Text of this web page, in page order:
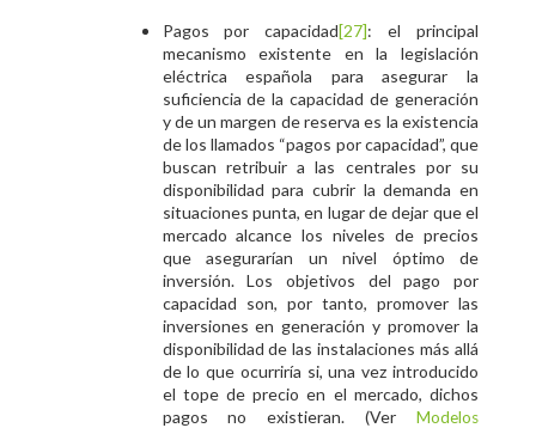
Pagos por capacidad[27]: el principal
mecanismo existente en la legislación
eléctrica española para asegurar la
suficiencia de la capacidad de generación
y de un margen de reserva es la existencia
de los llamados “pagos por capacidad”, que
buscan retribuir a las centrales por su
disponibilidad para cubrir la demanda en
situaciones punta, en lugar de dejar que el
mercado alcance los niveles de precios
que asegurarían un nivel óptimo de
inversión. Los objetivos del pago por
capacidad son, por tanto, promover las
inversiones en generación y promover la
disponibilidad de las instalaciones más allá
de lo que ocurriría si, una vez introducido
el tope de precio en el mercado, dichos
pagos no existieran. (Ver Modelos